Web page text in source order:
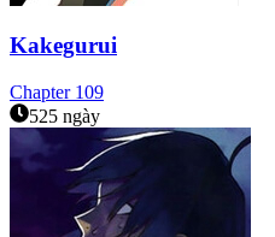
Kakegurui
Chapter 109
525 ngày